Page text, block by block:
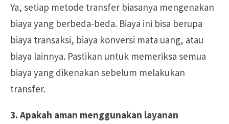
Ya, setiap metode transfer biasanya mengenakan
biaya yang berbeda-beda. Biaya ini bisa berupa
biaya transaksi, biaya konversi mata uang, atau
biaya lainnya. Pastikan untuk memeriksa semua
biaya yang dikenakan sebelum melakukan
transfer.
3. Apakah aman menggunakan layanan